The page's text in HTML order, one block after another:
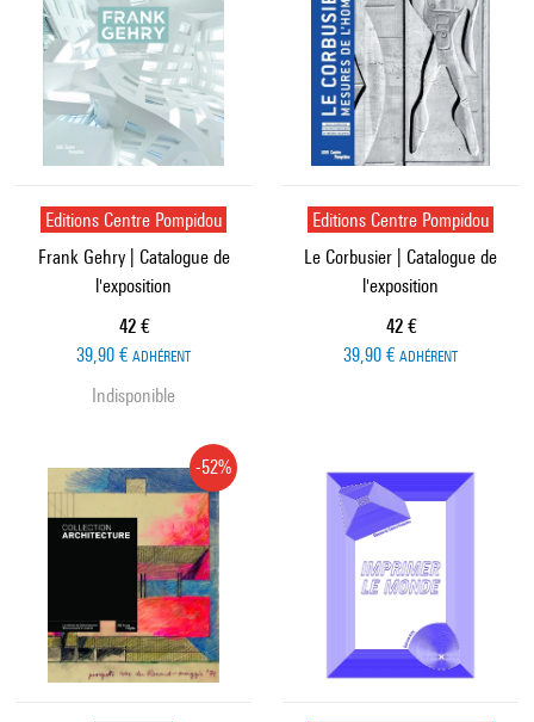
Editions Centre Pompidou
Frank Gehry | Catalogue de
l'exposition
Prix ​​actuel
42 €
39,90 € ADHÉRENT
Indisponible
Editions Centre Pompidou
Le Corbusier | Catalogue de
l'exposition
Prix ​​actuel
42 €
39,90 € ADHÉRENT
-52%